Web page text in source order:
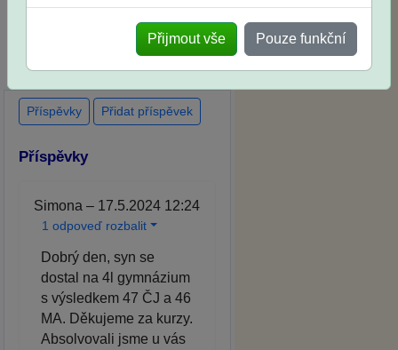
po skutečných přijímacích
zkouškách
Přijmout vše Pouze funkční
Příspěvky Přidat příspěvek
Příspěvky
Simona – 17.5.2024 12:24
1 odpoveď rozbalit
Dobrý den, syn se
dostal na 4l gymnázium
s výsledkem 47 ČJ a 46
MA. Děkujeme za kurzy.
Absolvovali jsme u vás